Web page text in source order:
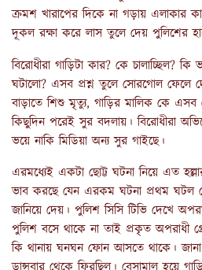
ক্রমশ খারাপের দিকে না গড়ায় এলাকার
দূকল রক্ষা করে লাস তুলে দেয় পুলিশের
বিরোধীরা গাড়িটা কার? কে চালাচ্ছিল?
ঘটালো? এসব প্রশ্ন তুলে সোরগোল ফেলে
বাড়াতে শিশু মৃত্যু, গাড়ির মালিক কে এসব
কিছুদিন পরেই সুর বদলায়। বিরোধীরা
ভয়ে নাকি মিডিয়া অন্য সুর গাইছে।
এরমধ্যেই একটা ছোট্ট ঘটনা নিয়ে এত
ভাব করছে যেন এরকম ঘটনা প্রথম ঘটল
জানিয়ে দেয়। পুলিশ সিসি টিভি দেখে
পুলিশ বসে থাকে না তাই প্রকৃত অপরাধী
কি থানায় ঘনঘন ফোন আসতে থাকে। জানা